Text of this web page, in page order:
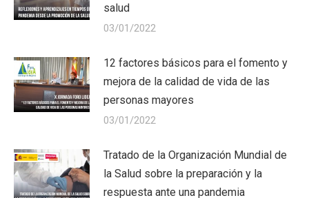
salud
03/01/2022
12 factores básicos para el fomento y
mejora de la calidad de vida de las
personas mayores
03/01/2022
Tratado de la Organización Mundial de
la Salud sobre la preparación y la
respuesta ante una pandemia